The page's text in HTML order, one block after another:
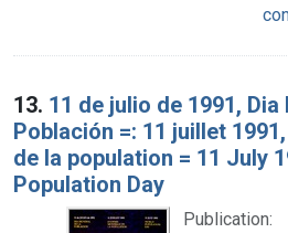
13. 11 de julio de 1991,
Población =: 11 juillet
de la population = 11 July
Population Day
Publication: